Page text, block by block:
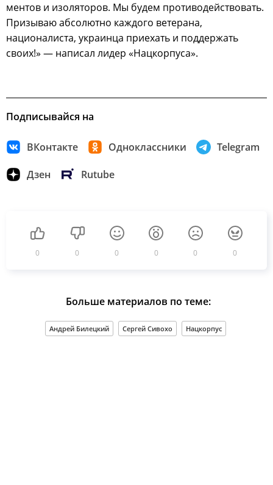
ментов и изоляторов. Мы будем противодействовать.
Призываю абсолютно каждого ветерана,
националиста, украинца приехать и поддержать
своих!» — написал лидер «Нацкорпуса».
Подписывайся на
ВКонтакте Одноклассники Telegram
Дзен Rutube
0 0 0 0 0 0
Больше материалов по теме:
Андрей Билецкий Сергей Сивохо Нацкорпус